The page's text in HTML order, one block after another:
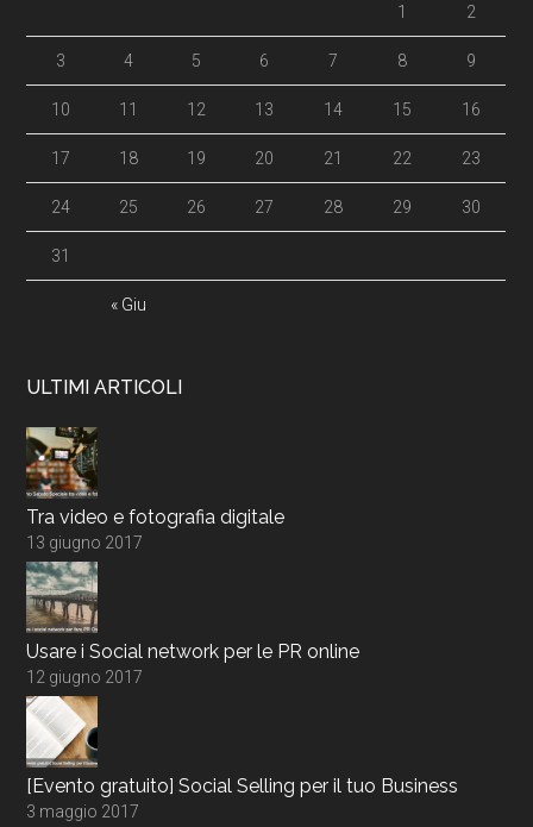
« Giu
1 2
3 4 5 6 7 8 9
10 11 12 13 14 15 16
17 18 19 20 21 22 23
24 25 26 27 28 29 30
31
ULTIMI ARTICOLI
Tra video e fotografia digitale
13 giugno 2017
Usare i Social network per le PR online
12 giugno 2017
[Evento gratuito] Social Selling per il tuo Business
3 maggio 2017